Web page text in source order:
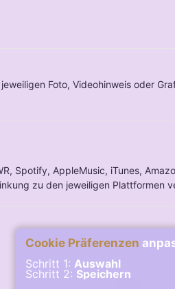
Cookie Präferenzen
Schritt 1: Auswahl
Schritt 2: Speichern
Foto, Videohinweis oder
Spotify, AppleMusic, iTunes,
zu den jeweiligen Plattformen